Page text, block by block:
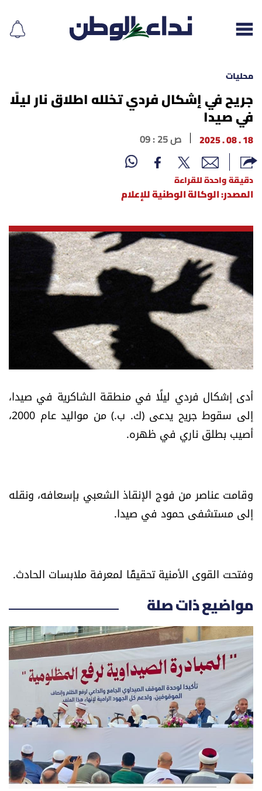
إقرأ الجريدة
لبنان
الغلاف
أسرار
متفرقات
نداء القرّاء
خاص الموقع
كتّابنا
تحت المجهر
اقتصاد
الصحافة الإسرائيلية
ثقافة وفنون
فصل من كتاب
اقرأ تضحك
كاميرا
سجالات
صحّة وصحن
محليات
جريح في إشكال فردي تخلله اطلاق نار ليلًا
في صيدا
18 . 08 . 2025 09 : 25 ص
دقيقة واحدة للقراءة
المصدر: الوكالة الوطنية للإعلام
أدى إشكال فردي ليلًا في منطقة الشاكرية في صيدا،
إلى سقوط جريح يدعى (ك. ب.) من مواليد عام 2000،
أصيب بطلق ناري في ظهره.
وقامت عناصر من فوج الإنقاذ الشعبي بإسعافه، ونقله
إلى مستشفى حمود في صيدا.
وفتحت القوى الأمنية تحقيقًا لمعرفة ملابسات الحادث.
مواضيع ذات صلة